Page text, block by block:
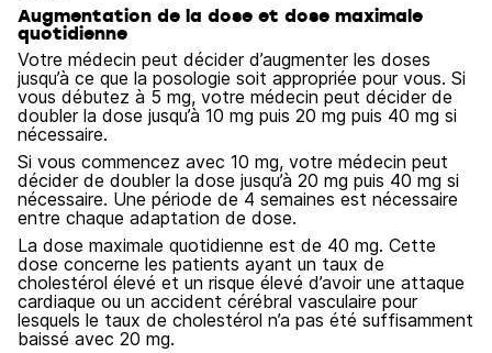
Augmentation de la dose et dose maximale
quotidienne
Votre médecin peut décider d’augmenter les doses
jusqu’à ce que la posologie soit appropriée pour vous. Si
vous débutez à 5 mg, votre médecin peut décider de
doubler la dose jusqu’à 10 mg puis 20 mg puis 40 mg si
nécessaire.
Si vous commencez avec 10 mg, votre médecin peut
décider de doubler la dose jusqu’à 20 mg puis 40 mg si
nécessaire. Une période de 4 semaines est nécessaire
entre chaque adaptation de dose.
La dose maximale quotidienne est de 40 mg. Cette
dose concerne les patients ayant un taux de
cholestérol élevé et un risque élevé d’avoir une attaque
cardiaque ou un accident cérébral vasculaire pour
lesquels le taux de cholestérol n’a pas été suffisamment
baissé avec 20 mg.